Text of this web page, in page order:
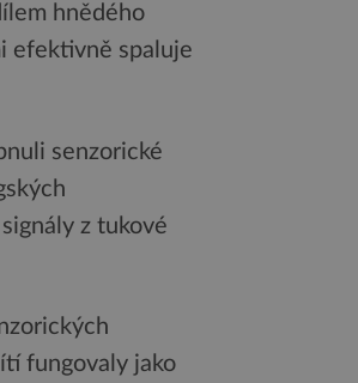
hnědého
efektivně spaluje
senzorické
z tukové
fungovaly jako